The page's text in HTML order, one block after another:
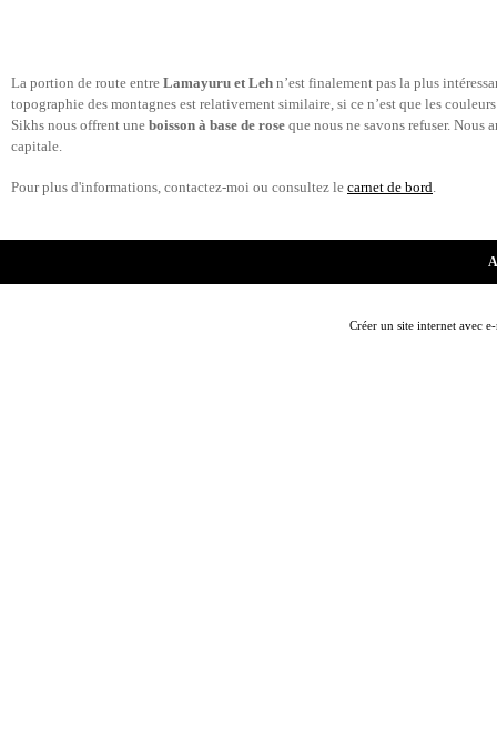
La portion de route entre Lamayuru et Leh n’est finalement pas la plus
topographie des montagnes est relativement similaire, si ce n’est que les
Sikhs nous offrent une boisson à base de rose que nous ne savons refuser. Nous
capitale.
Pour plus d'informations, contactez-moi ou consultez le carnet de bord.
Créer un site internet avec